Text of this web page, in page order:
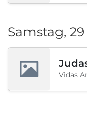
Samstag,